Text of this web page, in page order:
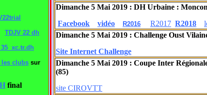
TDJV 22 dh
35 xc.tr.dh
les clubs sur
final
Dimanche 5 Mai 2019 : DH Urbaine :
Facebook
vidéo R2016 R2017 R2018
Dimanche 5 Mai 2019 : Challenge Oust
Site Internet Challenge
Dimanche 5 Mai 2019 : Coupe Inter
(85)
site CIROVTT